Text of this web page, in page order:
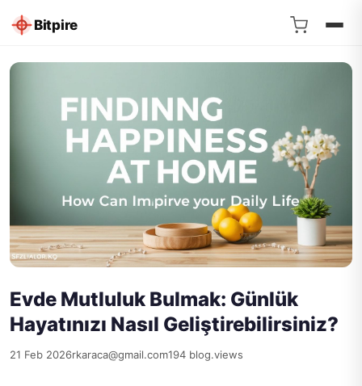
Bitpire
Evde Mutluluk Bulmak: Günlük
Hayatınızı Nasıl Geliştirebilirsiniz?
21 Feb 2026rkaraca@gmail.com194 blog.views